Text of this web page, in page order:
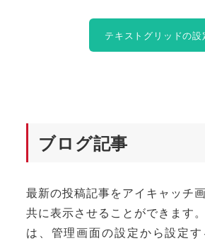
テキストグリッドの設
ブログ記事
最新の投稿記事をアイキャッチ
共に表示させることができます
は、管理画面の設定から設定